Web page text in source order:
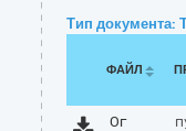
Тип документа:
ФАЙЛ
Ог